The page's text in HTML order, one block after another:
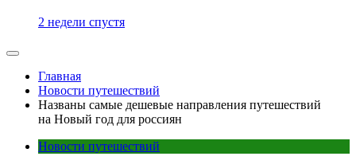
2 недели спустя
Главная
Новости путешествий
Названы самые дешевые направления путешествий
на Новый год для россиян
Новости путешествий